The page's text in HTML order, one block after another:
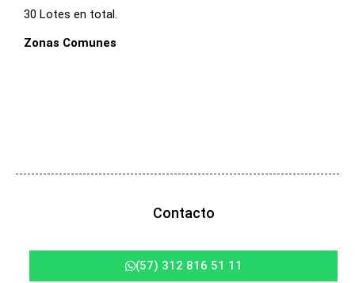
30 Lotes en total.
Zonas Comunes
Contacto
(57) 312 816 51 11